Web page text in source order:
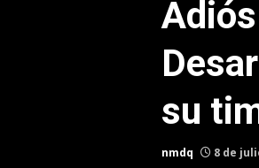
su
nmdq 8 de